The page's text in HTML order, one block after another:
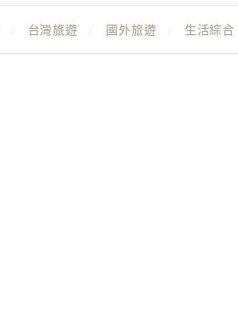
台灣旅遊 國外旅遊 生活綜合